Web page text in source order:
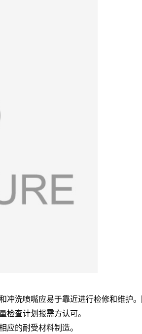
冲洗喷嘴应易于靠近进行检修和维护
检查计划报需方认可。
应的耐受材料制造。